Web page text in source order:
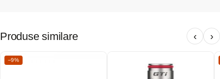
Produse similare ‹ ›
−9%